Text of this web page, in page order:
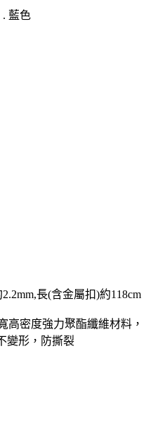
. 藍色
長(含金屬扣)約118cm
高密度強力聚酯纖維材料，
變形，防撕裂